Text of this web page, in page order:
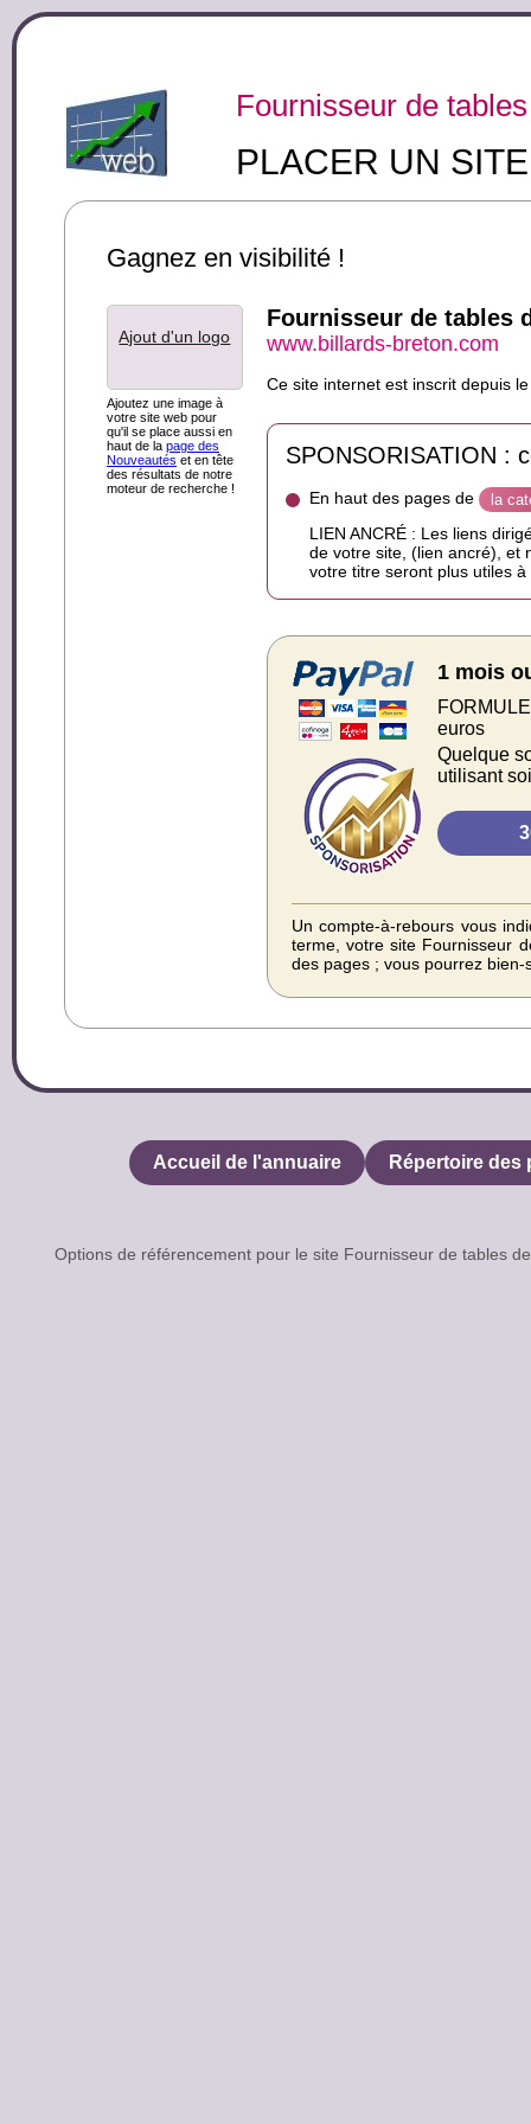
Fournisseur de
PLACER UN
Gagnez en visibilité !
Ajout d'un logo
Ajoutez une image à
votre site web pour
qu'il se place aussi en
haut de la page des
Nouveautés et en tête
des résultats de notre
moteur de recherche !
Fournisseur de tables
www.billards-breton.com
Ce site internet est inscrit depuis
SPONSORISATION :
En haut des pages de la
LIEN ANCRÉ : Les liens
de votre site, (lien ancré), et
votre titre seront plus utiles
1 mois
euros
Quelque
utilisant
Un compte-à-rebours vous
terme, votre site Fournisseur
des pages ; vous pourrez
Accueil de l'annuaire Répertoire
Options de référencement pour le site Fournisseur de tables